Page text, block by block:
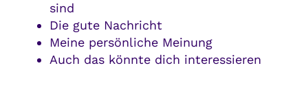
sind
Die gute Nachricht
Meine persönliche Meinung
Auch das könnte dich interessieren